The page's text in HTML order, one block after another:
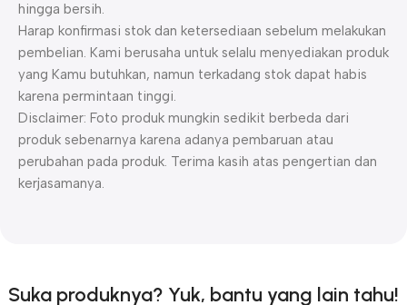
hingga bersih.
Harap konfirmasi stok dan ketersediaan sebelum melakukan
pembelian. Kami berusaha untuk selalu menyediakan produk
yang Kamu butuhkan, namun terkadang stok dapat habis
karena permintaan tinggi.
Disclaimer: Foto produk mungkin sedikit berbeda dari
produk sebenarnya karena adanya pembaruan atau
perubahan pada produk. Terima kasih atas pengertian dan
kerjasamanya.
Suka produknya? Yuk, bantu yang lain tahu!